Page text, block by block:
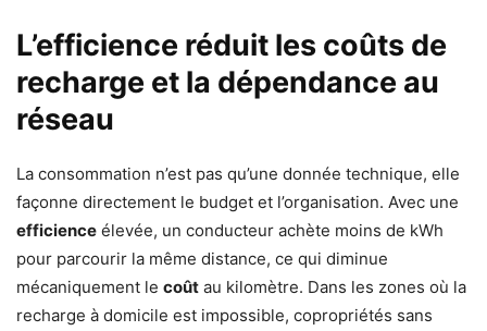
L’efficience réduit les coûts de
recharge et la dépendance au
réseau
La consommation n’est pas qu’une donnée technique, elle
façonne directement le budget et l’organisation. Avec une
efficience élevée, un conducteur achète moins de kWh
pour parcourir la même distance, ce qui diminue
mécaniquement le coût au kilomètre. Dans les zones où la
recharge à domicile est impossible, copropriétés sans